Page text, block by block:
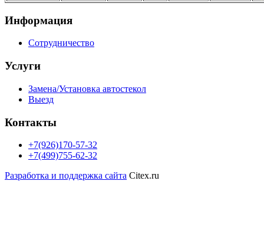
Информация
Сотрудничество
Услуги
Замена/Установка автостекол
Выезд
Контакты
+7(926)170-57-32
+7(499)755-62-32
Разработка и поддержка сайта Citex.ru